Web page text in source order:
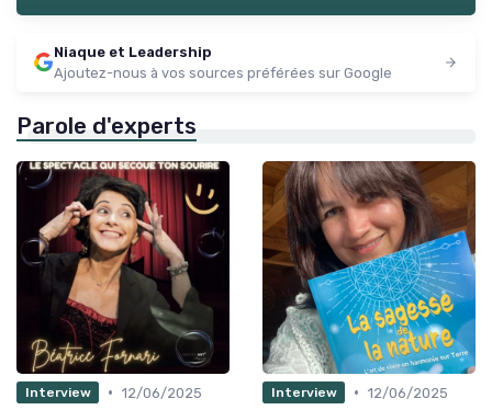
Niaque et Leadership
Ajoutez-nous à vos sources préférées sur Google
Parole d'experts
Interview • 12/06/2025
Interview • 12/06/2025